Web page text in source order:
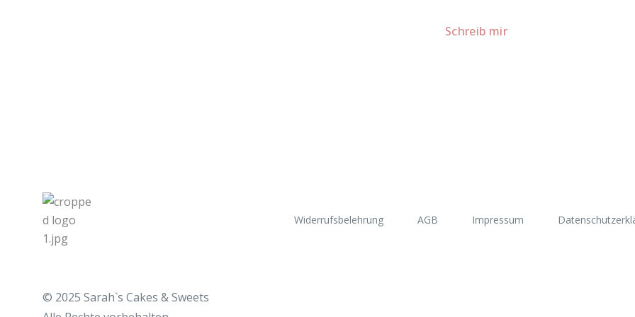
Schreib mir
Widerrufsbelehrung AGB Impressum
© 2025 Sarah`s Cakes & Sweets